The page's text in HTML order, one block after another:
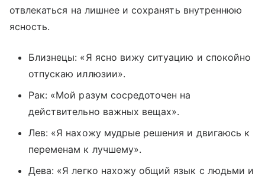
отвлекаться на лишнее и сохранять внутреннюю
ясность.
Близнецы: «Я ясно вижу ситуацию и спокойно
отпускаю иллюзии».
Рак: «Мой разум сосредоточен на
действительно важных вещах».
Лев: «Я нахожу мудрые решения и двигаюсь к
переменам к лучшему».
Дева: «Я легко нахожу общий язык с людьми и